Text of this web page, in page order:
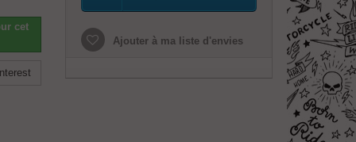
cet
Ajouter à ma liste d'envies